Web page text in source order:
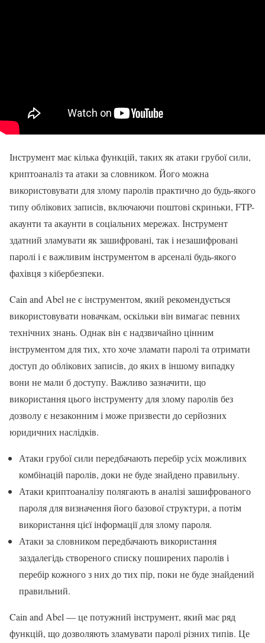
Інструмент має кілька функцій, таких як атаки грубої сили,
криптоаналіз та атаки за словником. Його можна
використовувати для злому паролів практично до будь-якого
типу облікових записів, включаючи поштові скриньки, FTP-
акаунти та акаунти в соціальних мережах. Інструмент
здатний зламувати як зашифровані, так і незашифровані
паролі і є важливим інструментом в арсеналі будь-якого
фахівця з кібербезпеки.
Cain and Abel не є інструментом, який рекомендується
використовувати новачкам, оскільки він вимагає певних
технічних знань. Однак він є надзвичайно цінним
інструментом для тих, хто хоче зламати паролі та отримати
доступ до облікових записів, до яких в іншому випадку
вони не мали б доступу. Важливо зазначити, що
використання цього інструменту для злому паролів без
дозволу є незаконним і може призвести до серйозних
юридичних наслідків.
Атаки грубої сили передбачають перебір усіх можливих
комбінацій паролів, доки не буде знайдено правильну.
Атаки криптоаналізу полягають в аналізі зашифрованого
пароля для визначення його базової структури, а потім
використання цієї інформації для злому пароля.
Атаки за словником передбачають використання
заздалегідь створеного списку поширених паролів і
перебір кожного з них до тих пір, поки не буде знайдений
правильний.
Cain and Abel — це потужний інструмент, який має ряд
функцій, що дозволяють зламувати паролі різних типів. Це